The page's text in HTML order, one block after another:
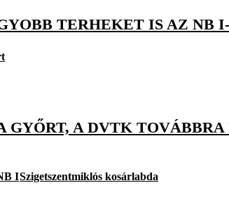
TERHEKET IS AZ NB
GYŐRT, A DVTK
ISzigetszentmiklós kosárlabda